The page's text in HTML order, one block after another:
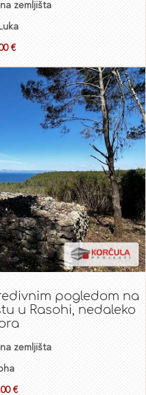
zemljišta
€
pogledom na
u Rasohi, nedaleko
zemljišta
€